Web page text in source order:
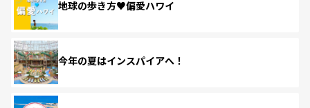
地球の歩き方♥偏愛ハワイ
今年の夏はインスパイアへ！